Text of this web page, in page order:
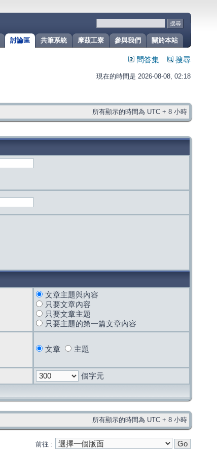
關於本站
參與我們
摩茲工寮
共筆系統
討論區
問答集 搜尋
現在的時間是 2026-08-08, 02:18
所有顯示的時間為 UTC + 8 小時
文章主題與內容
只要文章內容
只要文章主題
只要主題的第一篇文章內容
文章 主題
個字元
所有顯示的時間為 UTC + 8 小時
前往 :